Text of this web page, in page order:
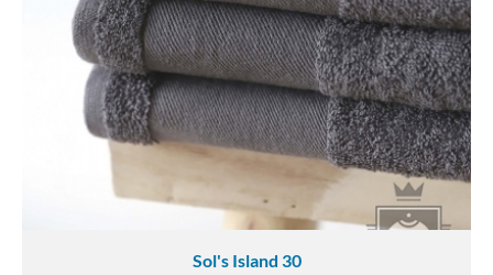
Sol's Island 30